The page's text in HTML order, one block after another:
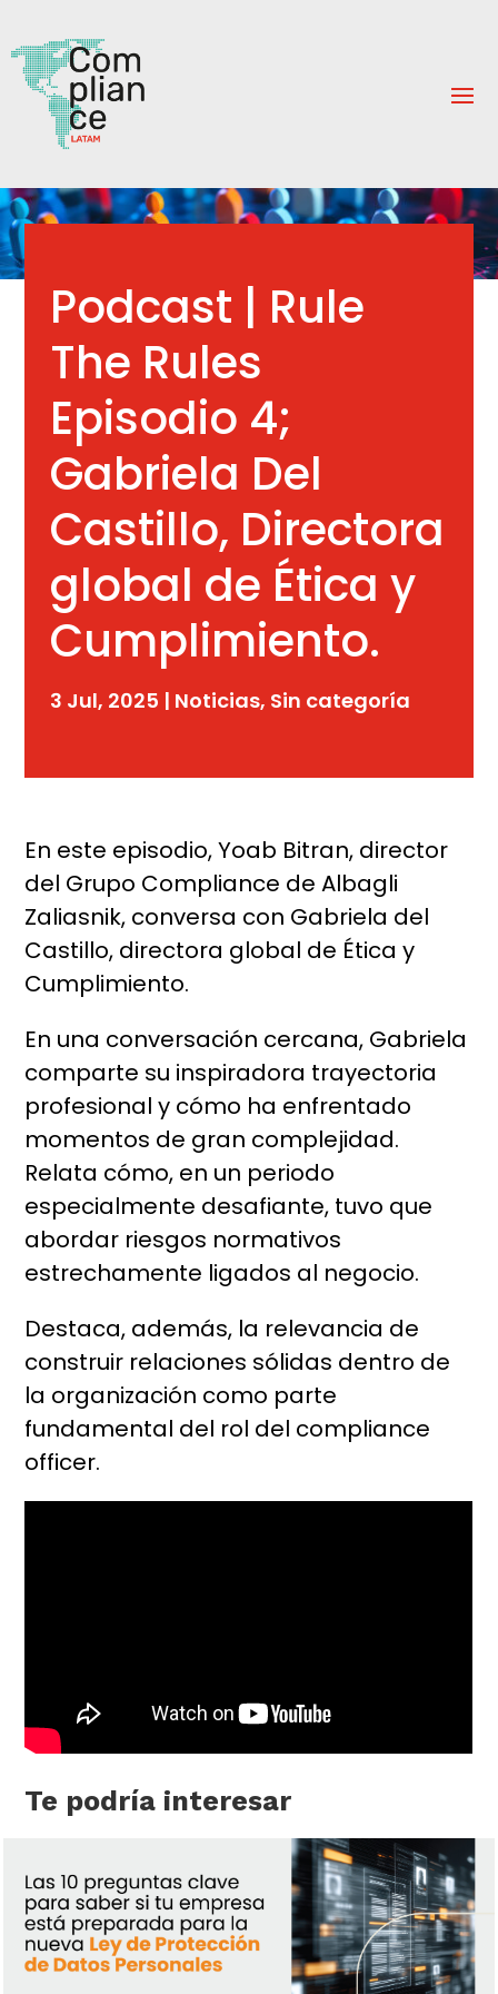
Podcast | Rule
The Rules
Episodio 4;
Gabriela Del
Castillo, Directora
global de Ética y
Cumplimiento.
3 Jul, 2025 | Noticias, Sin categoría
En este episodio, Yoab Bitran, director
del Grupo Compliance de Albagli
Zaliasnik, conversa con Gabriela del
Castillo, directora global de Ética y
Cumplimiento.
En una conversación cercana, Gabriela
comparte su inspiradora trayectoria
profesional y cómo ha enfrentado
momentos de gran complejidad.
Relata cómo, en un periodo
especialmente desafiante, tuvo que
abordar riesgos normativos
estrechamente ligados al negocio.
Destaca, además, la relevancia de
construir relaciones sólidas dentro de
la organización como parte
fundamental del rol del compliance
officer.
Te podría interesar